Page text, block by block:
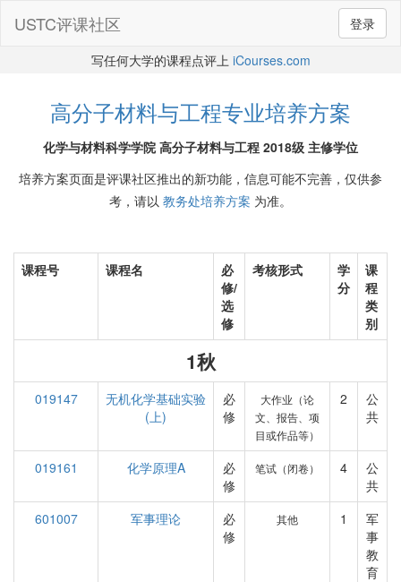
登录
USTC评课社区
写任何大学的课程点评上 iCourses.com
高分子材料与工程专业培养方案
化学与材料科学学院 高分子材料与工程 2018级 主修学位
培养方案页面是评课社区推出的新功能，信息可能不完善，仅供参
考，请以 教务处培养方案 为准。
课程号 课程名
必
修/
选
修
考核形式
学
分
课
程
类
别
1秋
019147
无机化学基础实验
(上)
必
修
大作业（论
文、报告、项
目或作品等）
2
公
共
019161 化学原理A
必
修
笔试（闭卷） 4
公
共
601007
军事理论
必
修
其他 1
军
事
教
育